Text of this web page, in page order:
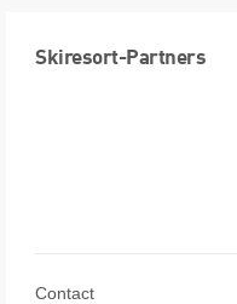
Skiresort-Partners
Contact